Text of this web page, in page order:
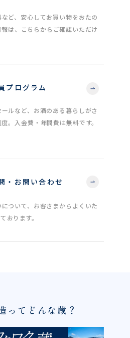
ど、安心してお買い物をおたの
は、こちらからご確認いただけ
プログラム
ルなど、お酒のある暮らしがさ
。入会費・年間費は無料です。
・お問い合わせ
ついて、お客さまからよくいた
おります。
ってどんな蔵？